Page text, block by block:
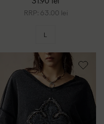
RRP: 63.00 lei
L